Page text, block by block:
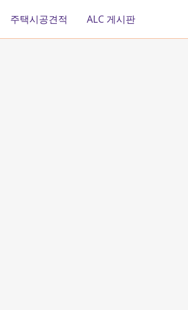
주택시공견적 ALC 게시판